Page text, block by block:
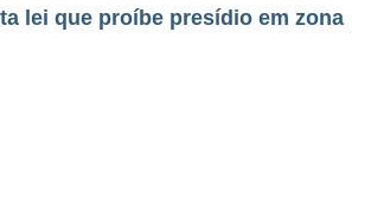
lei que proíbe presídio em zona